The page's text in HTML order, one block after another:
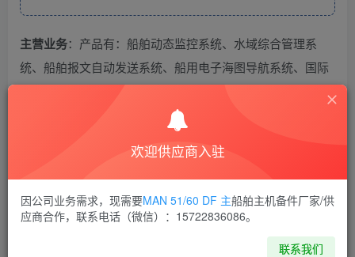
主营业务：产品有：船舶动态监控系统、水域综合管理系
统、船舶报文自动发送系统、船用电子海图导航系统、国际
信息化管理系统、航道测绘管理系统、机务管理信息系统。
THE END
供应商通讯录 辽宁
欢迎供应商入驻
因公司业务需求，现需要MAN 51/60 DF 主船舶主机备件厂家/供
应商合作，联系电话（微信）：15722836086。
联系我们